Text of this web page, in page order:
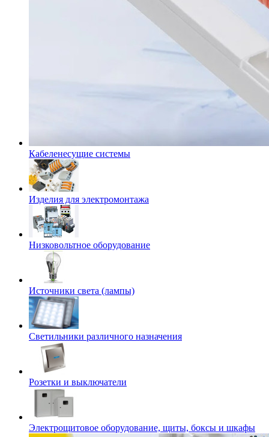
Кабеленесущие системы
Изделия для электромонтажа
Низковольтное оборудование
Источники света (лампы)
Светильники различного назначения
Розетки и выключатели
Электрощитовое оборудование, щиты, боксы и шкафы